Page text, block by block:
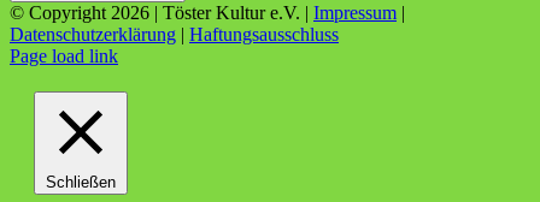
© Copyright 2026 | Töster Kultur e.V. | Impressum |
Datenschutzerklärung | Haftungsausschluss
Facebook
X
Instagram
YouTube
Page load link
Schließen